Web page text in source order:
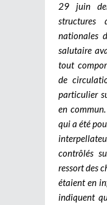
29 juin
structures
nationales
salutaire
tout
de
particulier
en
qui a été
contrôlés
ressort des
étaient en
indiquent